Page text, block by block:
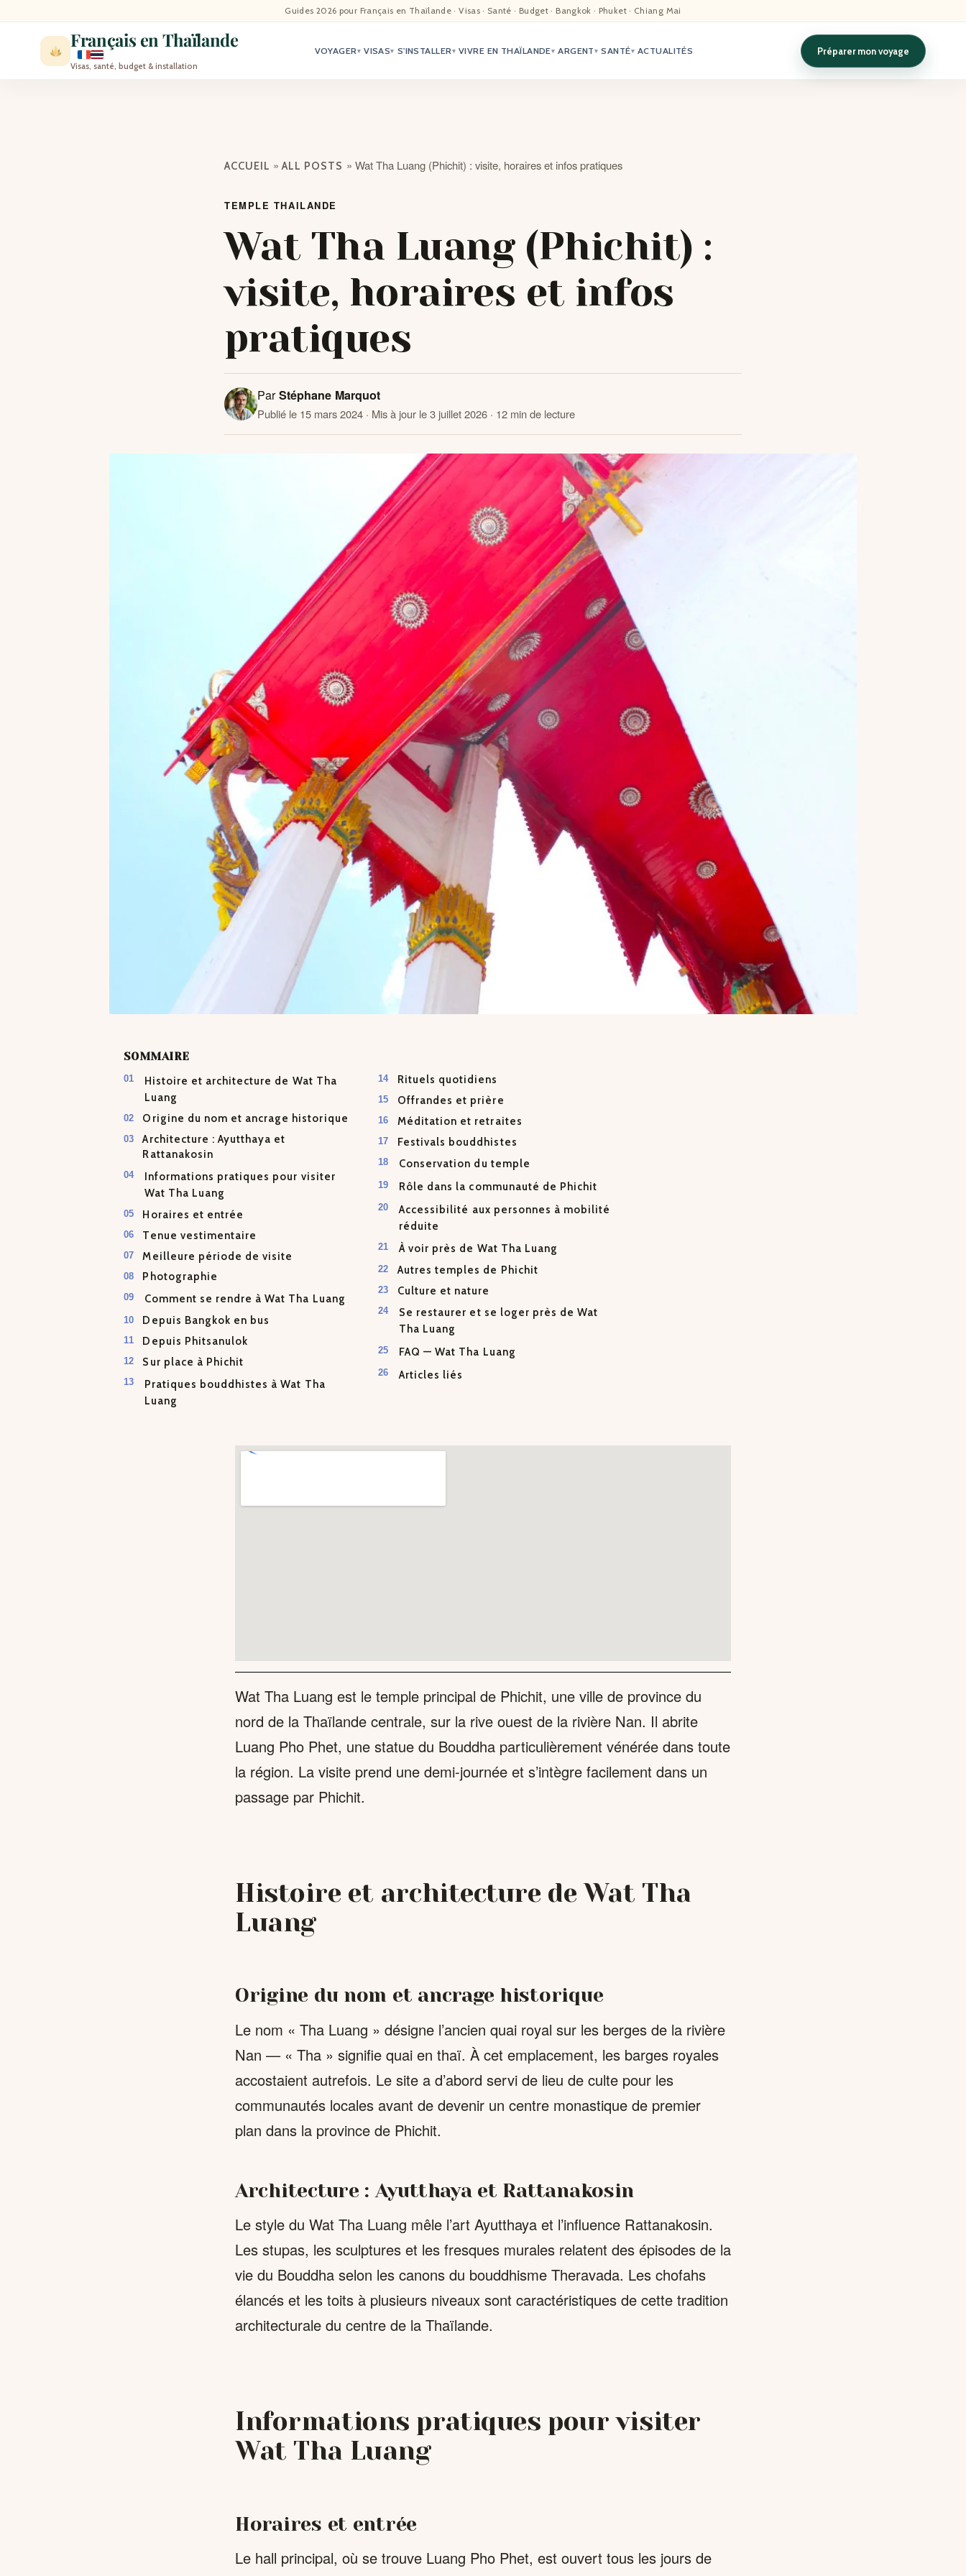
Guides 2026 pour Français en Thaïlande · Visas · Santé · Budget · Bangkok · Phuket · Chiang Mai
Français en Thaïlande
Visas, santé, budget & installation
VOYAGER▾ VISAS▾ S'INSTALLER▾ VIVRE EN THAÏLANDE▾ ARGENT ▾ SANTÉ▾ ACTUALITÉS Préparer mon voyage
ACCUEIL
ACTUALITÉ
CONTACTS
ACCUEIL »ALL POSTS » Wat Tha Luang (Phichit) : visite, horaires et infos pratiques
TEMPLE THAILANDE
Wat Tha Luang (Phichit) :
visite, horaires et infos
pratiques
ParStéphane Marquot
Publié le 15 mars 2024 · Mis à jour le 3 juillet 2026 · 12 min de lecture
SOMMAIRE
Histoire et architecture de Wat Tha
Luang
Origine du nom et ancrage historique
Architecture : Ayutthaya et
Rattanakosin
Informations pratiques pour visiter
Wat Tha Luang
Horaires et entrée
Tenue vestimentaire
Meilleure période de visite
Photographie
Comment se rendre à Wat Tha Luang
Depuis Bangkok en bus
Depuis Phitsanulok
Sur place à Phichit
Pratiques bouddhistes à Wat Tha
Luang
Rituels quotidiens
Offrandes et prière
Méditation et retraites
Festivals bouddhistes
Conservation du temple
Rôle dans la communauté de Phichit
Accessibilité aux personnes à mobilité
réduite
À voir près de Wat Tha Luang
Autres temples de Phichit
Culture et nature
Se restaurer et se loger près de Wat
Tha Luang
FAQ — Wat Tha Luang
Articles liés
Wat Tha Luang est le temple principal de Phichit, une ville de province du
nord de la Thaïlande centrale, sur la rive ouest de la rivière Nan. Il abrite
Luang Pho Phet, une statue du Bouddha particulièrement vénérée dans toute
la région. La visite prend une demi-journée et s’intègre facilement dans un
passage par Phichit.
Histoire et architecture de Wat Tha
Luang
Origine du nom et ancrage historique
Le nom « Tha Luang » désigne l’ancien quai royal sur les berges de la rivière
Nan — « Tha » signifie quai en thaï. À cet emplacement, les barges royales
accostaient autrefois. Le site a d’abord servi de lieu de culte pour les
communautés locales avant de devenir un centre monastique de premier
plan dans la province de Phichit.
Architecture : Ayutthaya et Rattanakosin
Le style du Wat Tha Luang mêle l’art Ayutthaya et l’influence Rattanakosin.
Les stupas, les sculptures et les fresques murales relatent des épisodes de la
vie du Bouddha selon les canons du bouddhisme Theravada. Les chofahs
élancés et les toits à plusieurs niveaux sont caractéristiques de cette tradition
architecturale du centre de la Thaïlande.
Informations pratiques pour visiter
Wat Tha Luang
Horaires et entrée
Le hall principal, où se trouve Luang Pho Phet, est ouvert tous les jours de